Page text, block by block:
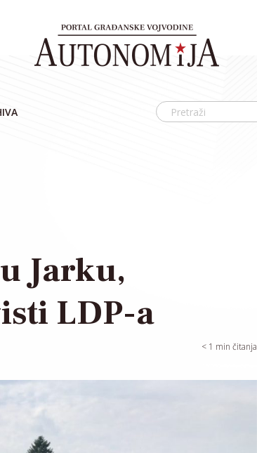
Jarku,
LDP-a
< 1 min čitanja